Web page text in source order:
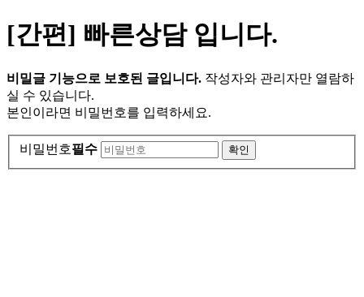
[간편] 빠른상담 입니다.
비밀글 기능으로 보호된 글입니다. 작성자와 관리자만 열람하
실 수 있습니다.
본인이라면 비밀번호를 입력하세요.
비밀번호필수